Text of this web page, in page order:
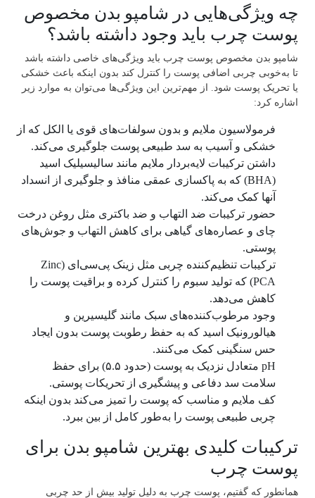
چه ویژگی‌هایی در شامپو بدن مخصوص
پوست چرب باید وجود داشته باشد؟
شامپو بدن مخصوص پوست چرب باید ویژگی‌های خاصی داشته باشد
تا به‌خوبی چربی اضافی پوست را کنترل کند بدون اینکه باعث خشکی
یا تحریک پوست شود. از مهم‌ترین این ویژگی‌ها می‌توان به موارد زیر
اشاره کرد:
فرمولاسیون ملایم و بدون سولفات‌های قوی یا الکل که از
خشکی و آسیب به سد طبیعی پوست جلوگیری می‌کند.
داشتن ترکیبات لایه‌بردار ملایم مانند سالیسیلیک اسید
(BHA) که به پاکسازی عمقی منافذ و جلوگیری از انسداد
آنها کمک می‌کند.
حضور ترکیبات ضد التهاب و ضد باکتری مثل روغن درخت
چای و عصاره‌های گیاهی برای کاهش التهاب و جوش‌های
پوستی.
ترکیبات تنظیم‌کننده چربی مثل زینک پی‌سی‌ای (Zinc
PCA) که تولید سبوم را کنترل کرده و براقیت پوست را
کاهش می‌دهد.
وجود مرطوب‌کننده‌های سبک مانند گلیسیرین و
هیالورونیک اسید که به حفظ رطوبت پوست بدون ایجاد
حس سنگینی کمک می‌کنند.
pH متعادل نزدیک به پوست (حدود ۵.۵) برای حفظ
سلامت سد دفاعی و پیشگیری از تحریکات پوستی.
کف ملایم و مناسب که پوست را تمیز می‌کند بدون اینکه
چربی طبیعی پوست را به‌طور کامل از بین ببرد.
ترکیبات کلیدی بهترین شامپو بدن برای
پوست چرب​
همانطور که گفتیم، پوست چرب به دلیل تولید بیش از حد چربی